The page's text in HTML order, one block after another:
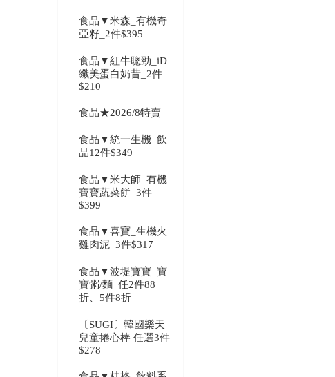
食品▼米森_有機奇
亞籽_2件$395
食品▼紅牛聰勁_iD
纖美蛋白奶昔_2件
$210
食品★2026/8特賣
食品▼統一生機_飲
品12件$349
食品▼米大師_有機
寶寶蔬菜餅_3件
$399
食品▼喜寶_生機火
雞肉泥_3件$317
食品▼波堤寶寶_寶
寶粥/麵_任2件88
折、5件8折
〔SUGI〕韓國樂天
兒童捲心棒 任選3件
$278